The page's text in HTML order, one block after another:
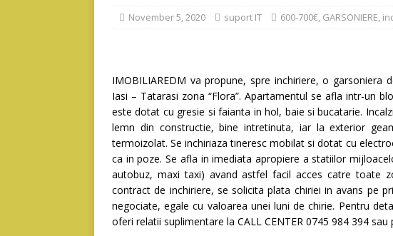
November 5, 2020 suport IT 600-700€, GARSONIERE,
IMOBILIAREDM va propune, spre inchiriere, o
Iasi – Tatarasi zona “Flora”. Apartamentul se afla intr-un
este dotat cu gresie si faianta in hol, baie si bucatarie.
lemn din constructie, bine intretinuta, iar la exterior
termoizolat. Se inchiriaza tineresc mobilat si dotat cu
ca in poze. Se afla in imediata apropiere a statiilor
autobuz, maxi taxi) avand astfel facil acces catre toate
contract de inchiriere, se solicita plata chiriei in avans pe
negociate, egale cu valoarea unei luni de chirie. Pentru
oferi relatii suplimentare la CALL CENTER 0745 984 394